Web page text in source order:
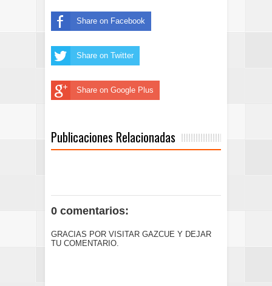
Share on Facebook
Share on Twitter
Share on Google Plus
Publicaciones Relacionadas
0 comentarios:
GRACIAS POR VISITAR GAZCUE Y DEJAR
TU COMENTARIO.